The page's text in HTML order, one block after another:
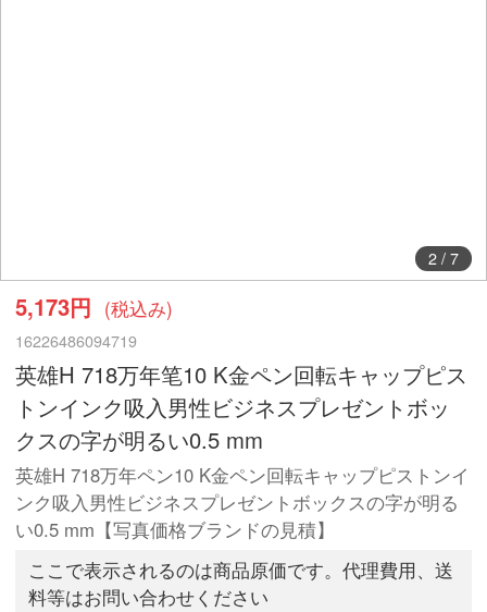
2/ 7
5,173円 (税込み)
16226486094719
英雄H 718万年笔10 K金ペン回転キャップピス
トンインク吸入男性ビジネスプレゼントボッ
クスの字が明るい0.5 mm
英雄H 718万年ペン10 K金ペン回転キャップピストンイ
ンク吸入男性ビジネスプレゼントボックスの字が明る
い0.5 mm【写真価格ブランドの見積】
ここで表示されるのは商品原価です。代理費用、送
料等はお問い合わせください